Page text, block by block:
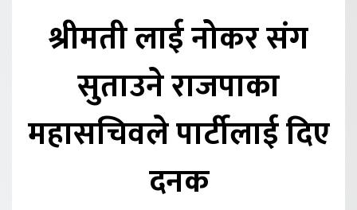
श्रीमती लाई नोकर संग
सुताउने राजपाका
महासचिवले पार्टीलाई दिए
दनक